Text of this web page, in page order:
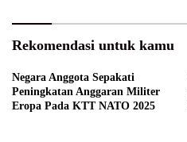
Rekomendasi untuk kamu
Negara Anggota Sepakati
Peningkatan Anggaran Militer
Eropa Pada KTT NATO 2025